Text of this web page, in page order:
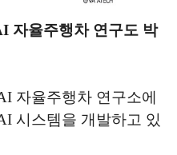
자율주행차 연구도 박
자율주행차 연구소에
시스템을 개발하고 있